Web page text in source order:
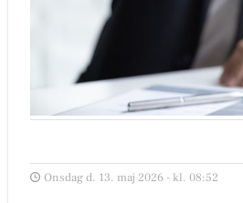
Onsdag d. 13. maj 2026 - kl. 08:52